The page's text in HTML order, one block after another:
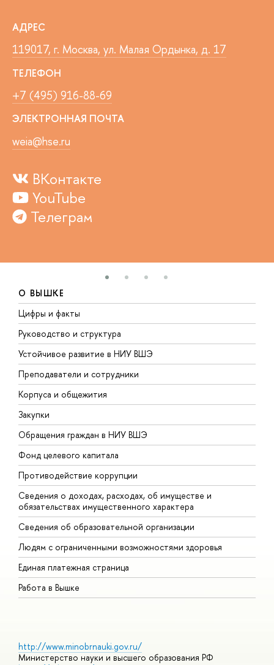
АДРЕС
119017, г. Москва, ул. Малая Ордынка, д. 17
ТЕЛЕФОН
+7 (495) 916-88-69
ЭЛЕКТРОННАЯ ПОЧТА
weia@hse.ru
ВКонтакте
YouTube
Телеграм
О ВЫШКЕ
Цифры и факты
Руководство и структура
Устойчивое развитие в НИУ ВШЭ
Преподаватели и сотрудники
Корпуса и общежития
Закупки
Обращения граждан в НИУ ВШЭ
Фонд целевого капитала
Противодействие коррупции
Сведения о доходах, расходах, об имуществе и
обязательствах имущественного характера
Сведения об образовательной организации
Людям с ограниченными возможностями здоровья
Единая платежная страница
Работа в Вышке
http://www.minobrnauki.gov.ru/
Министерство науки и высшего образования РФ